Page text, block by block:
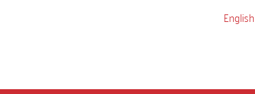
English